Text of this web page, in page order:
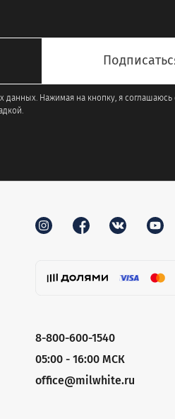
данных. Нажимая на кнопку, я соглашаюсь
8-800-600-1540
05:00 - 16:00 МСК
office@milwhite.ru